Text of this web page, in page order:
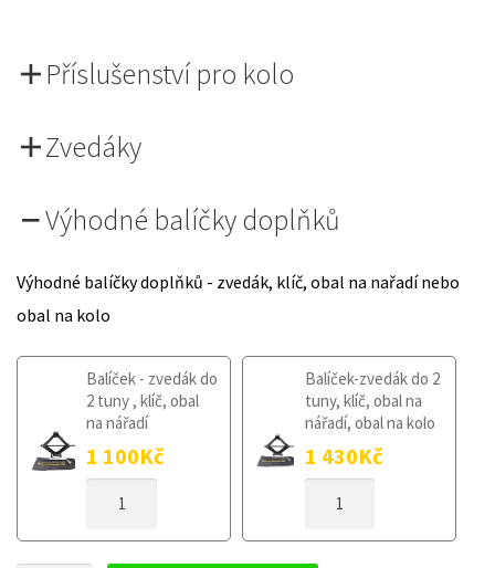
Příslušenství pro kolo
Zvedáky
Výhodné balíčky doplňků
Výhodné balíčky doplňků - zvedák, klíč, obal na nařadí nebo
obal na kolo
Balíček - zvedák do
2 tuny , klíč, obal
na nářadí
1 100Kč
KOLO
Balíček-zvedák do 2
tuny, klíč, obal na
nářadí, obal na kolo
1 430Kč
KOLO